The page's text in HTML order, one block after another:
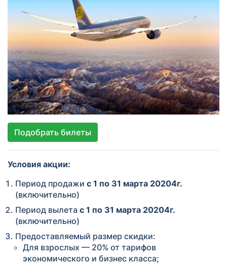
Подобрать билеты
Условия акции:
Период продажи с 1 по 31 марта 20204г.
(включительно)
Период вылета с 1 по 31 марта 20204г.
(включительно)
Предоставляемый размер скидки:
Для взрослых — 20% от тарифов
экономического и бизнес класса;